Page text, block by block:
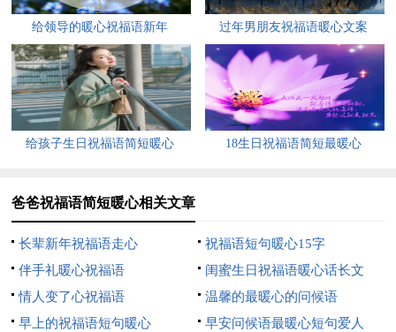
4、白云从不向天空承诺去留，却朝夕相伴；星星从不向夜
幕许诺光明，却努力闪烁；我们从不向父亲倾诉思念，却永远牵
挂！父亲向儿女的所有施舍，可从不投回报！祝所有的父亲节日
快乐！
5、献给您无限的感激和温馨的祝愿，祝您父亲节快乐！！
至，祈祷至，财运至，福禄寿喜结伴至，一份浓浓的关怀，一缕
柔柔的思念，一声轻轻的问候，老爸，所有的幸福都给你，祝你
快乐！
7、丈夫、父亲的天职在于能够保卫并保护孩子和妻子。老
爸，节日快乐！
给领导的暖心祝福语新年 过年男朋友祝福语暖心文案
给孩子生日祝福语简短暖心 18生日祝福语简短最暖心
爸爸祝福语简短暖心相关文章
长辈新年祝福语走心
祝福语短句暖心15字
伴手礼暖心祝福语
闺蜜生日祝福语暖心话长文
情人变了心祝福语
温馨的最暖心的问候语
早上的祝福语短句暖心
早安问候语最暖心短句爱人